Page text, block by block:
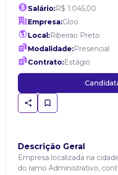
Salário:R$ 1.045,00
Empresa:Gloo
Local:Ribeirao Preto
Modalidade:Presencial
Contrato:Estágio
Descrição Geral
Empresa localizada na
do ramo Administrativo,